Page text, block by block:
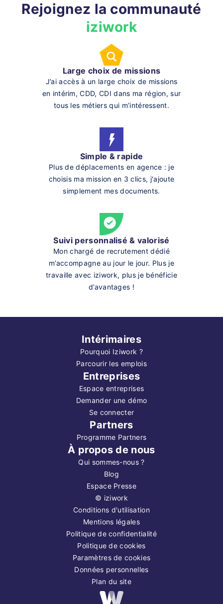
Rejoignez la communauté
iziwork
Large choix de missions
J’ai accès à un large choix de missions
en intérim, CDD, CDI dans ma région, sur
tous les métiers qui m’intéressent.
Simple & rapide
Plus de déplacements en agence : je
choisis ma mission en 3 clics, j'ajoute
simplement mes documents.
Suivi personnalisé & valorisé
Mon chargé de recrutement dédié
m’accompagne au jour le jour. Plus je
travaille avec iziwork, plus je bénéficie
d’avantages !
Intérimaires
Pourquoi Iziwork ?
Parcourir les emplois
Entreprises
Espace entreprises
Demander une démo
Se connecter
Partners
Programme Partners
À propos de nous
Qui sommes-nous ?
Blog
Espace Presse
© iziwork
Conditions d'utilisation
Mentions légales
Politique de confidentialité
Politique de cookies
Paramètres de cookies
Données personnelles
Plan du site